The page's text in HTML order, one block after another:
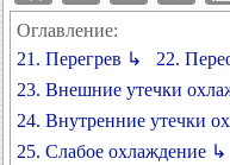
Оглавление:
21. Перегрев ↳
22.
23. Внешние утечки
24. Внутренние утечки
25. Слабое охлаждение ↳